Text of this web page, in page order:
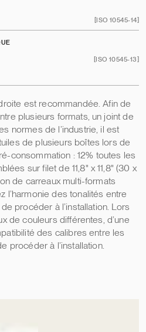
[ISO 10545-14]
[ISO 10545-13]
est recommandée. Afin de
plusieurs formats, un joint de
normes de l’industrie, il est
de plusieurs boîtes lors de
consommation : 12% toutes les
sur filet de 11,8" x 11,8" (30 x
de carreaux multi-formats
l’harmonie des tonalités entre
procéder à l’installation. Lors
de couleurs différentes, d’une
des calibres entre les
procéder à l’installation.